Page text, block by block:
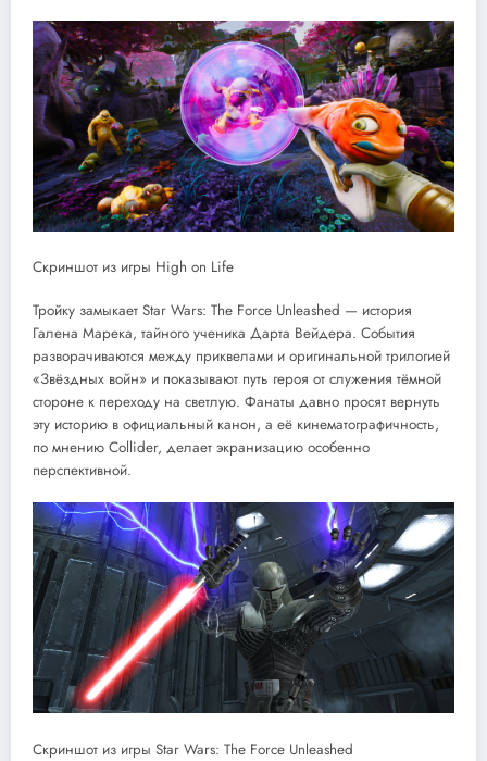
Скриншот из игры High on Life
Тройку замыкает Star Wars: The Force Unleashed — история
Галена Марека, тайного ученика Дарта Вейдера. События
разворачиваются между приквелами и оригинальной трилогией
«Звёздных войн» и показывают путь героя от служения тёмной
стороне к переходу на светлую. Фанаты давно просят вернуть
эту историю в официальный канон, а её кинематографичность,
по мнению Collider, делает экранизацию особенно
перспективной.
Скриншот из игры Star Wars: The Force Unleashed